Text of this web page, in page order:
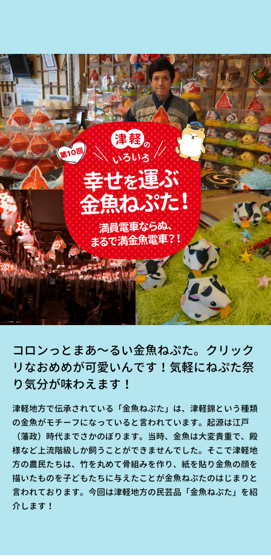
コロンっとまあ～るい金魚ねぷた。クリック
リなおめめが可愛いんです！気軽にねぷた祭
り気分が味わえます！
津軽地方で伝承されている「金魚ねぷた」は、津軽錦という種類
の金魚がモチーフになっていると言われています。起源は江戸
（藩政）時代までさかのぼります。当時、金魚は大変貴重で、殿
様など上流階級しか飼うことができませんでした。そこで津軽地
方の農民たちは、竹を丸めて骨組みを作り、紙を貼り金魚の顔を
描いたものを子どもたちに与えたことが金魚ねぷたのはじまりと
言われております。今回は津軽地方の民芸品「金魚ねぷた」を紹
介します！